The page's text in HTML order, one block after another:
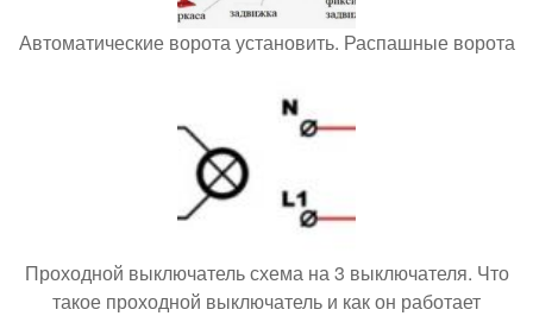
Автоматические ворота установить. Распашные ворота
Проходной выключатель схема на 3 выключателя. Что
такое проходной выключатель и как он работает